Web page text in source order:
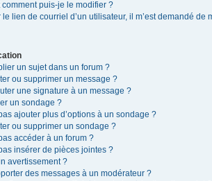
puis-je le modifier ?
lien de courriel d’un utilisateur, il m’est demandé de
un sujet dans un forum ?
ou supprimer un message ?
une signature à un message ?
un sondage ?
ajouter plus d’options à un sondage ?
ou supprimer un sondage ?
accéder à un forum ?
insérer de pièces jointes ?
avertissement ?
des messages à un modérateur ?